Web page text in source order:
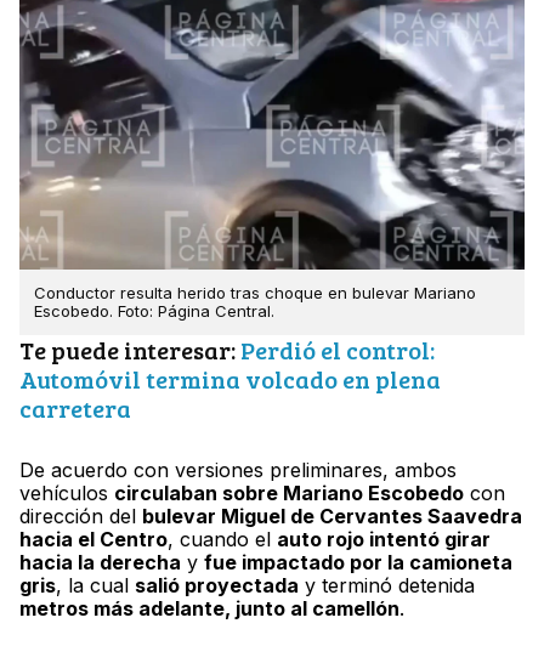
Conductor resulta herido tras choque en bulevar Mariano
Escobedo. Foto: Página Central.
Te puede interesar:Perdió el control:
Automóvil termina volcado en plena
carretera
De acuerdo con versiones preliminares, ambos
vehículos circulaban sobre Mariano Escobedo con
dirección del bulevar Miguel de Cervantes Saavedra
hacia el Centro, cuando el auto rojo intentó girar
hacia la derecha y fue impactado por la camioneta
gris, la cual salió proyectada y terminó detenida
metros más adelante, junto al camellón.